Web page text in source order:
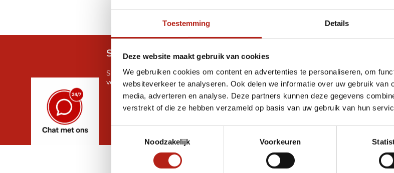
Toestemming Details
Deze website maakt gebruik van cookies
We gebruiken cookies om content en advertenties te personaliseren, om
websiteverkeer te analyseren. Ook delen we informatie over uw gebruik van
media, adverteren en analyse. Deze partners kunnen deze gegevens
verstrekt of die ze hebben verzameld op basis van uw gebruik van hun
Noodzakelijk
Voorkeuren
Snel antwoord op je vraag?
Stel je vraag in de chat, en we helpen je graag
verder. 24/7